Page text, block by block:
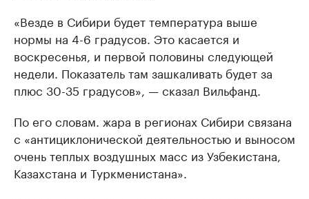
«Везде в Сибири будет температура выше
нормы на 4-6 градусов. Это касается и
воскресенья, и первой половины следующей
недели. Показатель там зашкаливать будет за
плюс 30-35 градусов», — сказал Вильфанд.
По его словам. жара в регионах Сибири связана
с «антициклонической деятельностью и выносом
очень теплых воздушных масс из Узбекистана,
Казахстана и Туркменистана».